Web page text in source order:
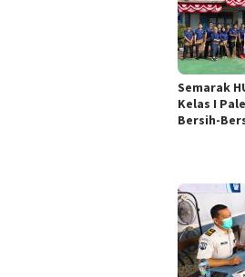
Semarak
Kelas I
Bersih-